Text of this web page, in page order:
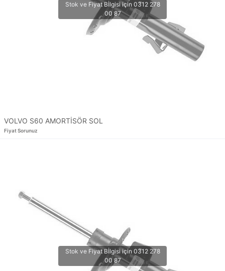
VOLVO S60 AMORTİSÖR SOL
Fiyat Sorunuz